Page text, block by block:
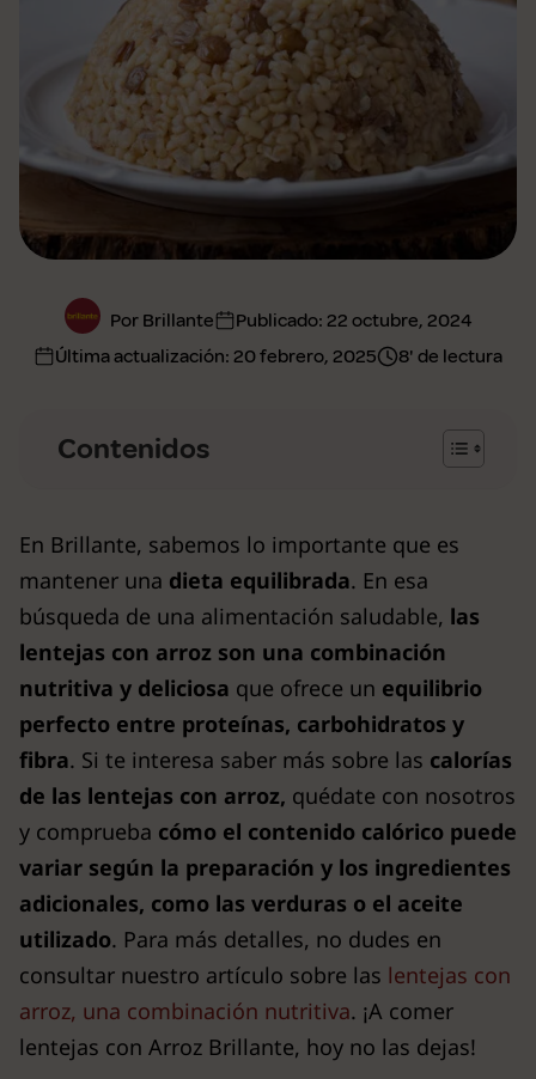
Por Brillante Publicado: 22 octubre, 2024
Última actualización: 20 febrero, 2025 8' de lectura
Contenidos
En Brillante, sabemos lo importante que es
mantener una dieta equilibrada. En esa
búsqueda de una alimentación saludable, las
lentejas con arroz son una combinación
nutritiva y deliciosa que ofrece un equilibrio
perfecto entre proteínas, carbohidratos y
fibra. Si te interesa saber más sobre las calorías
de las lentejas con arroz, quédate con nosotros
y comprueba cómo el contenido calórico puede
variar según la preparación y los ingredientes
adicionales, como las verduras o el aceite
utilizado. Para más detalles, no dudes en
consultar nuestro artículo sobre las lentejas con
arroz, una combinación nutritiva. ¡A comer
lentejas con Arroz Brillante, hoy no las dejas!